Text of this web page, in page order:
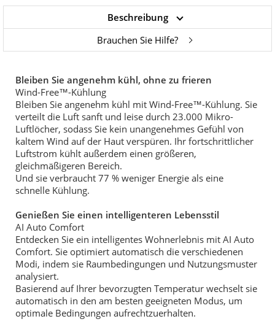
Beschreibung
Brauchen Sie Hilfe?
Bleiben Sie angenehm kühl, ohne zu frieren
Wind-Free™-Kühlung
Bleiben Sie angenehm kühl mit Wind-Free™-Kühlung. Sie
verteilt die Luft sanft und leise durch 23.000 Mikro-
Luftlöcher, sodass Sie kein unangenehmes Gefühl von
kaltem Wind auf der Haut verspüren. Ihr fortschrittlicher
Luftstrom kühlt außerdem einen größeren,
gleichmäßigeren Bereich.
Und sie verbraucht 77 % weniger Energie als eine
schnelle Kühlung.
Genießen Sie einen intelligenteren Lebensstil
AI Auto Comfort
Entdecken Sie ein intelligentes Wohnerlebnis mit AI Auto
Comfort. Sie optimiert automatisch die verschiedenen
Modi, indem sie Raumbedingungen und Nutzungsmuster
analysiert.
Basierend auf Ihrer bevorzugten Temperatur wechselt sie
automatisch in den am besten geeigneten Modus, um
optimale Bedingungen aufrechtzuerhalten.